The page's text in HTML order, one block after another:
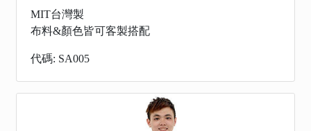
MIT台灣製
布料&顏色皆可客製搭配
代碼: SA005